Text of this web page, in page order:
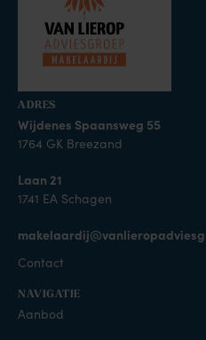
ADRES
Wijdenes Spaansweg 55
1764 GK Breezand
Laan 21
1741 EA Schagen
Contact
NAVIGATIE
Aanbod